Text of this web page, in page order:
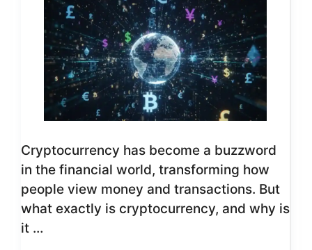
Cryptocurrency has become a buzzword
in the financial world, transforming how
people view money and transactions. But
what exactly is cryptocurrency, and why is
it …